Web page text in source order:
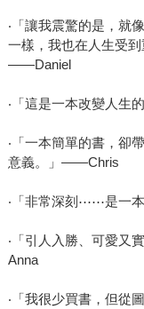
‧「讓我震驚的是，就
一樣，我也在人生受
——Daniel
‧「這是一本改變人
‧「一本簡單的書，卻
意義。」——Chris
‧「非常深刻⋯⋯是一
‧「引人入勝、可愛
Anna
‧「我很少買書，但從